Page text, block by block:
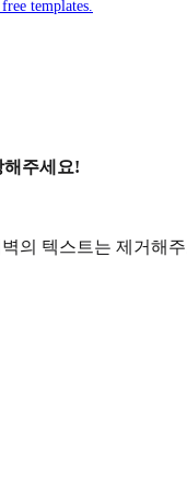
templates.
해주세요!
의 텍스트는 제거해